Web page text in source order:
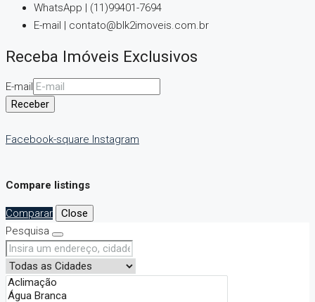
WhatsApp | (11)99401-7694
E-mail | contato@blk2imoveis.com.br
Receba Imóveis Exclusivos
E-mail
Receber
Facebook-square Instagram
Compare listings
Comparar
Close
Pesquisa